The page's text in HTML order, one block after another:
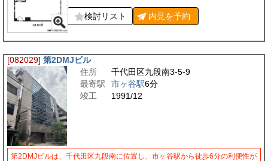
検討リスト 内見を予約
[082029] 第2DMJビル
住所
千代田区九段南3-5-9
最寄駅
市ヶ谷駅6分
竣工
1991/12
第2DMJビルは、千代田区九段南に位置し、市ヶ谷駅から徒歩6分の利便性が